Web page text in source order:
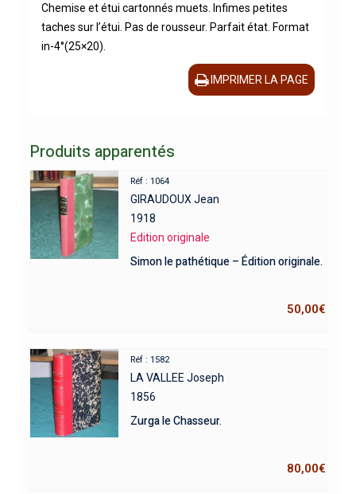
Chemise et étui cartonnés muets. Infimes petites
taches sur l’étui. Pas de rousseur. Parfait état. Format
in-4°(25×20).
IMPRIMER LA PAGE
Produits apparentés
Réf : 1064
GIRAUDOUX Jean
1918
Edition originale
Simon le pathétique – Édition originale.
50,00€
Réf : 1582
LA VALLEE Joseph
1856
Zurga le Chasseur.
80,00€